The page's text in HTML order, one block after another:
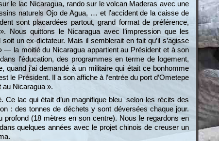
le lac Nicaragua, rando sur le volcan Maderas avec une
naturels Ojo de Agua, … et l’accident de la caisse de
sont placardées partout, grand format de préférence,
Nous quittons le Nicaragua avec l’impression que les
un ex-dictateur. Mais il semblerait en fait qu’il s’agisse
— la moitié du Nicaragua appartient au Président et à son
l’éducation, des programmes en terme de logement,
quand j’ai demandé à un militaire qui était ce bonhomme
le Président. Il a son affiche à l’entrée du port d’Ometepe
au Nicaragua ».
lac qui était d’un magnifique bleu selon les récits des
: des tonnes de déchets y sont déversées chaque jour.
(18 mètres en son centre). Nous le regardons en
quelques années avec le projet chinois de creuser un